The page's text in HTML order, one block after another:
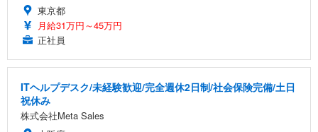
東京都
月給31万円～45万円
正社員
ITヘルプデスク/未経験歓迎/完全週休2日制/社会保険完備/土日
祝休み
株式会社Meta Sales